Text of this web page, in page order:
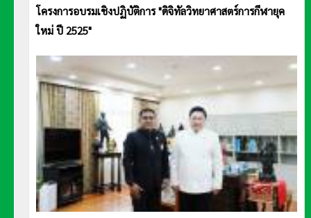
โครงการอบรมเชิงปฏิบัติการ "ดิจิทัลวิทยาศาสตร์การกีฬายุค
ใหม่ ปี 2525"